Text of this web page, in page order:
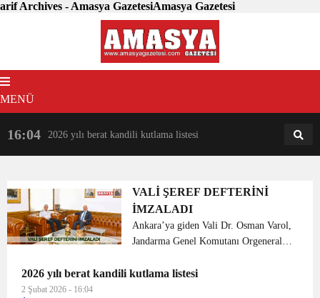
arif Archives - Amasya GazetesiAmasya Gazetesi
MENÜ
16:04 2026 yılı berat kandili kutlama listesi 18:31
VALİ ŞEREF DEFTERİNİ
İMZALADI
Ankara’ya giden Vali Dr. Osman Varol,
Jandarma Genel Komutanı Orgeneral
bulundu. Komutanlığa girişinde
2026 yılı berat kandili kutlama listesi
2 Şubat 2026 - 16:04